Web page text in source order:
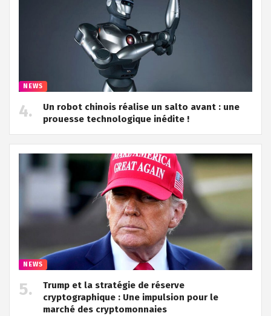
NEWS
Un robot chinois réalise un salto avant : une
prouesse technologique inédite !
NEWS
Trump et la stratégie de réserve
cryptographique : Une impulsion pour le
marché des cryptomonnaies